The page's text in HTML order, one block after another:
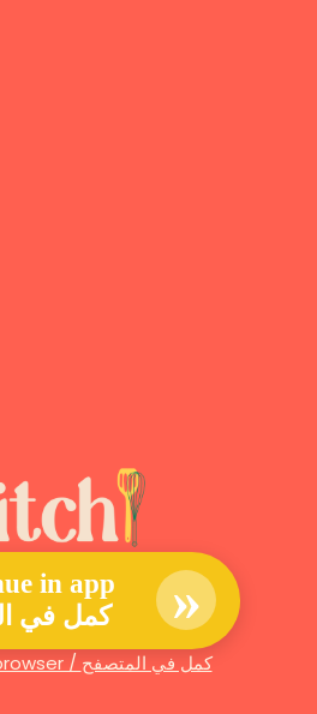
in app
كمل في
»
Continue in browser / كمل في المتصفح